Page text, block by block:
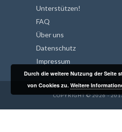
Unterstützen!
FAQ
Über uns
Datenschutz
Impressum
COPYRIGHT © 2026 -
Durch die weitere Nutzung der Seite
von Cookies zu.Weitere